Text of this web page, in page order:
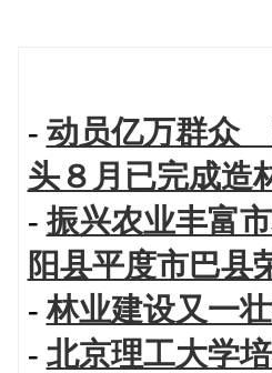
- 动员亿万群众
头８月已完成造
- 振兴农业丰富
阳县平度市巴县
-林业建设又一
- 北京理工大学